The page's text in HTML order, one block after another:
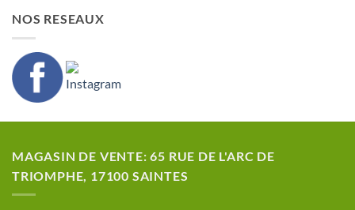
NOS RESEAUX
MAGASIN DE VENTE: 65 RUE DE L'ARC DE
TRIOMPHE, 17100 SAINTES